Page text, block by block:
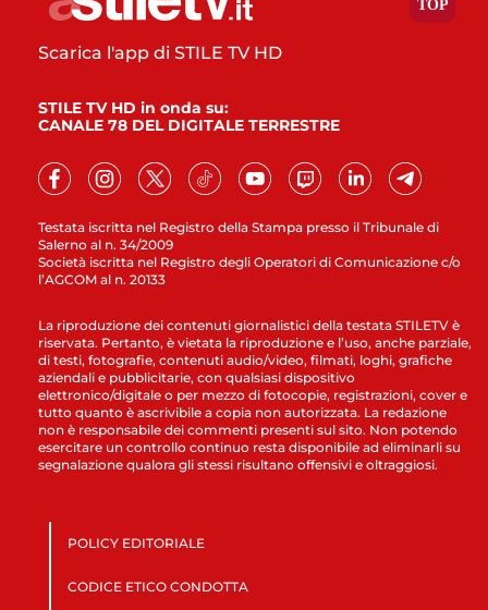
Testata iscritta nel Registro della Stampa presso il Tribunale di
Salerno al n. 34/2009
Società iscritta nel Registro degli Operatori di Comunicazione c/o
l’AGCOM al n. 20133
Scarica l'app di STILE TV HD
STILE TV HD in onda su:
CANALE 78 DEL DIGITALE TERRESTRE
La riproduzione dei contenuti giornalistici della testata STILETV è
riservata. Pertanto, è vietata la riproduzione e l’uso, anche parziale,
di testi, fotografie, contenuti audio/video, filmati, loghi, grafiche
aziendali e pubblicitarie, con qualsiasi dispositivo
elettronico/digitale o per mezzo di fotocopie, registrazioni, cover e
tutto quanto è ascrivibile a copia non autorizzata. La redazione
non è responsabile dei commenti presenti sul sito. Non potendo
esercitare un controllo continuo resta disponibile ad eliminarli su
segnalazione qualora gli stessi risultano offensivi e oltraggiosi.
POLICY EDITORIALE
CODICE ETICO CONDOTTA